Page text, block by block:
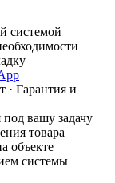
системой
· Гарантия и
вашу задачу
товара
объекте
системы